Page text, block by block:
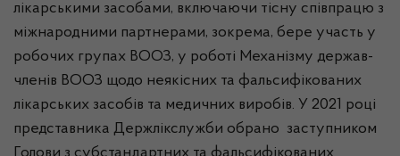
лікарськими засобами, включаючи тісну співпрацю з
міжнародними партнерами, зокрема, бере участь у
робочих групах ВООЗ, у роботі Механізму держав-
членів ВООЗ щодо неякісних та фальсифікованих
лікарських засобів та медичних виробів. У 2021 році
представника Держлікслужби обрано заступником